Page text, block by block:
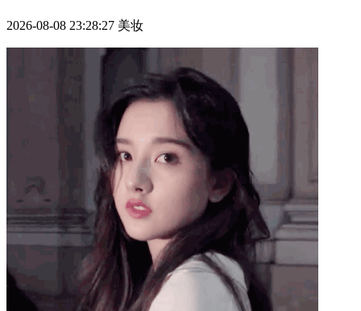
2026-08-08 23:28:27 美妆